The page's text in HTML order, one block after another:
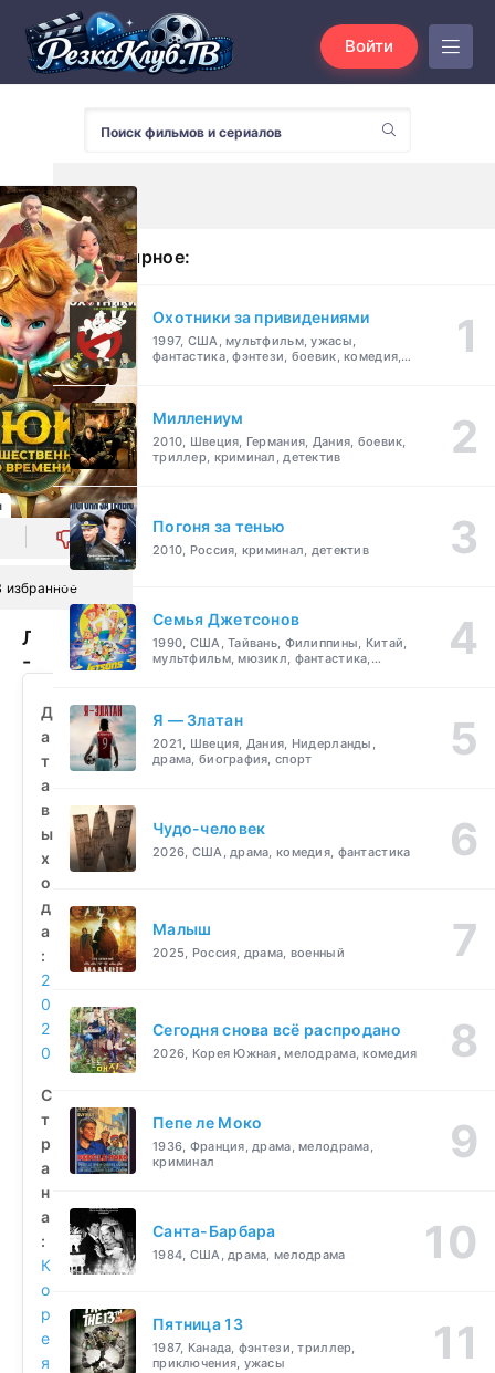
Войти
0
избранное
Люк
-
во
времени
(2020)
смотреть
бесплатно
Д
а
т
а
в
ы
х
о
д
а
:
2
0
2
0
С
т
р
а
н
а
:
К
о
р
е
я
Популярное:
Охотники за привидениями
1997, США, мультфильм, ужасы,
фантастика, фэнтези, боевик, комедия,
Миллениум
2010, Швеция, Германия, Дания, боевик,
триллер, криминал, детектив
Погоня за тенью
2010, Россия, криминал, детектив
Семья Джетсонов
1990, США, Тайвань, Филиппины, Китай,
мультфильм, мюзикл, фантастика,
Я — Златан
2021, Швеция, Дания, Нидерланды,
драма, биография, спорт
Чудо-человек
2026, США, драма, комедия, фантастика
Малыш
2025, Россия, драма, военный
Сегодня снова всё распродано
2026, Корея Южная, мелодрама, комедия
Пепе ле Моко
1936, Франция, драма, мелодрама,
криминал
Санта-Барбара
1984, США, драма, мелодрама
Пятница 13
1987, Канада, фэнтези, триллер,
приключения, ужасы